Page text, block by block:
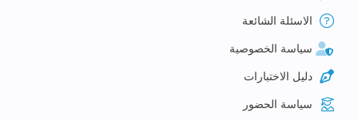
الاسئلة الشائعة
سياسة الخصوصية
دليل الاختبارات
سياسة الحضور